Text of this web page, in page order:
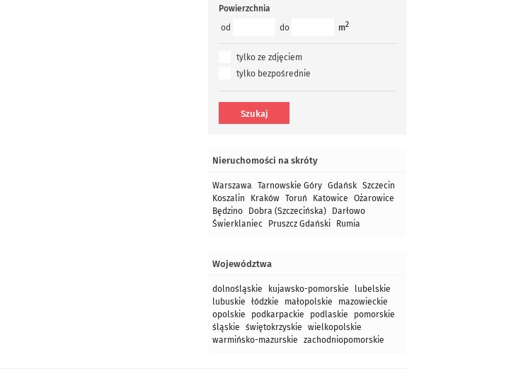
Powierzchnia
od
do m2
tylko ze zdjęciem
tylko bezpośrednie
Nieruchomości na skróty
Warszawa Tarnowskie Góry Gdańsk Szczecin
Koszalin
Kraków Toruń Katowice
Ożarowice
Będzino
Dobra (Szczecińska)
Darłowo
Świerklaniec
Pruszcz Gdański Rumia
Województwa
dolnośląskie kujawsko-pomorskie
lubelskie
lubuskie
łódzkie małopolskie
mazowieckie
opolskie
podkarpackie podlaskie
pomorskie
śląskie
świętokrzyskie
wielkopolskie
warmińsko-mazurskie
zachodniopomorskie